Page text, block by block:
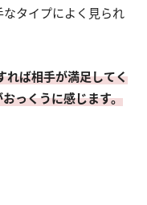
タイプによく見られ
れば相手が満足してく
っくうに感じます。